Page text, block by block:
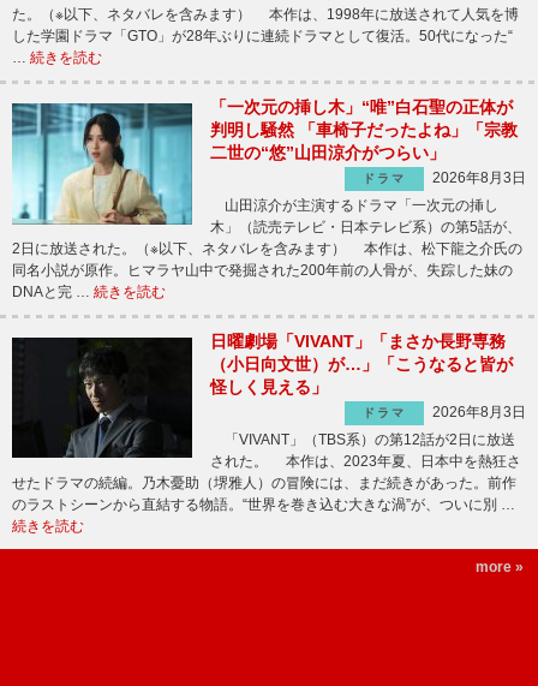
た。（※以下、ネタバレを含みます） 本作は、1998年に放送されて人気を博
した学園ドラマ「GTO」が28年ぶりに連続ドラマとして復活。50代になった“
… 続きを読む
「一次元の挿し木」“唯”白石聖の正体が
判明し騒然 「車椅子だったよね」「宗教
二世の“悠”山田涼介がつらい」
ドラマ
2026年8月3日
山田涼介が主演するドラマ「一次元の挿し
木」（読売テレビ・日本テレビ系）の第5話が、
2日に放送された。（※以下、ネタバレを含みます） 本作は、松下龍之介氏の
同名小説が原作。ヒマラヤ山中で発掘された200年前の人骨が、失踪した妹の
DNAと完 … 続きを読む
日曜劇場「VIVANT」「まさか長野専務
（小日向文世）が…」「こうなると皆が
怪しく見える」
ドラマ
2026年8月3日
「VIVANT」（TBS系）の第12話が2日に放送
された。 本作は、2023年夏、日本中を熱狂さ
せたドラマの続編。乃木憂助（堺雅人）の冒険には、まだ続きがあった。前作
のラストシーンから直結する物語。“世界を巻き込む大きな渦”が、ついに別 …
続きを読む
more »